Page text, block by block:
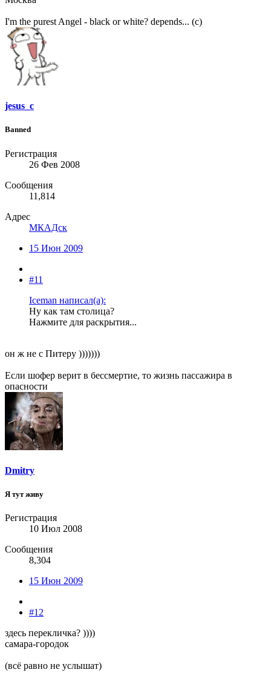
I'm the purest Angel - black or white? depends... (c)
jesus_c
Banned
Регистрация
26 Фев 2008
Сообщения
11,814
Адрес
МКАДск
15 Июн 2009
#11
Iceman написал(а):
Ну как там столица?
Нажмите для раскрытия...
он ж не с Питеру )))))))
Если шофер верит в бессмертие, то жизнь пассажира в
опасности
Dmitry
Я тут живу
Регистрация
10 Июл 2008
Сообщения
8,304
15 Июн 2009
#12
здесь перекличка? ))))
самара-городок
(всё равно не услышат)